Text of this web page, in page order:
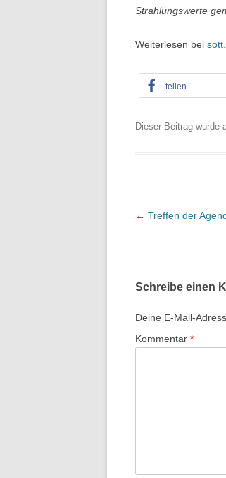
Strahlungswerte
Weiterlesen bei
teilen
Dieser Beitrag wurde
B
r
a
g
g
← Treffen der
Schreibe einen
Deine E-Mail-
Kommentar *